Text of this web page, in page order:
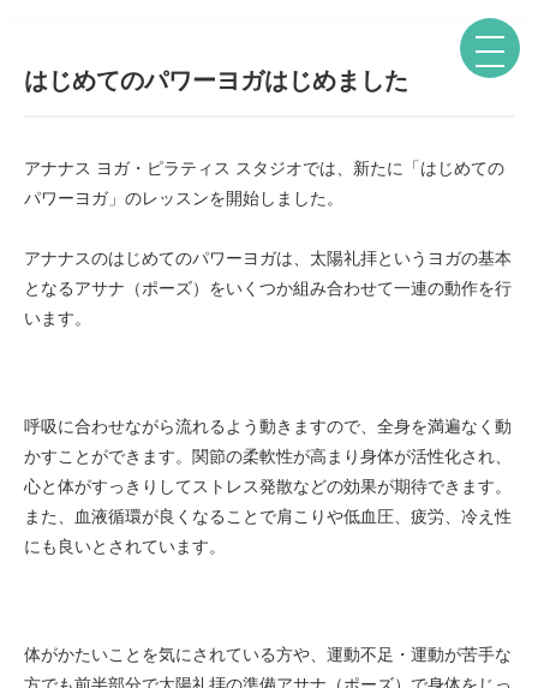
はじめてのパワーヨガはじめました
アナナス ヨガ・ピラティス スタジオでは、新たに「はじめての
パワーヨガ」のレッスンを開始しました。
アナナスのはじめてのパワーヨガは、太陽礼拝というヨガの基本
となるアサナ（ポーズ）をいくつか組み合わせて一連の動作を行
います。
呼吸に合わせながら流れるよう動きますので、全身を満遍なく動
かすことができます。関節の柔軟性が高まり身体が活性化され、
心と体がすっきりしてストレス発散などの効果が期待できます。
また、血液循環が良くなることで肩こりや低血圧、疲労、冷え性
にも良いとされています。
体がかたいことを気にされている方や、運動不足・運動が苦手な